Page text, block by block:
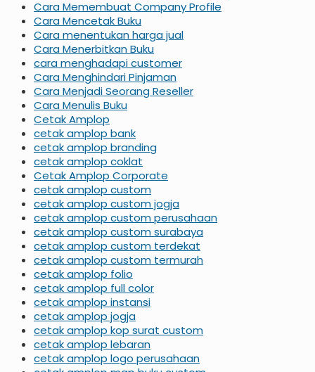
Cara Memembuat Company Profile
Cara Mencetak Buku
Cara menentukan harga jual
Cara Menerbitkan Buku
cara menghadapi customer
Cara Menghindari Pinjaman
Cara Menjadi Seorang Reseller
Cara Menulis Buku
Cetak Amplop
cetak amplop bank
cetak amplop branding
cetak amplop coklat
Cetak Amplop Corporate
cetak amplop custom
cetak amplop custom jogja
cetak amplop custom perusahaan
cetak amplop custom surabaya
cetak amplop custom terdekat
cetak amplop custom termurah
cetak amplop folio
cetak amplop full color
cetak amplop instansi
cetak amplop jogja
cetak amplop kop surat custom
cetak amplop lebaran
cetak amplop logo perusahaan